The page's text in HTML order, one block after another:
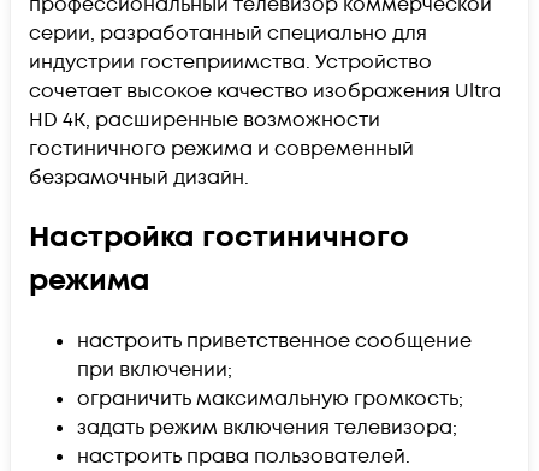
серии, разработанный специально для
индустрии гостеприимства. Устройство
сочетает высокое качество изображения Ultra
HD 4K, расширенные возможности
гостиничного режима и современный
безрамочный дизайн.
Настройка гостиничного
режима
настроить приветственное сообщение
при включении;
ограничить максимальную громкость;
задать режим включения телевизора;
настроить права пользователей.